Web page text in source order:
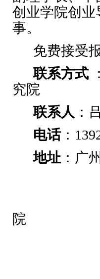
创业学院创
事。
免费接受
联系方式
究院
联系人 ：
电话：
地址 ：广
院